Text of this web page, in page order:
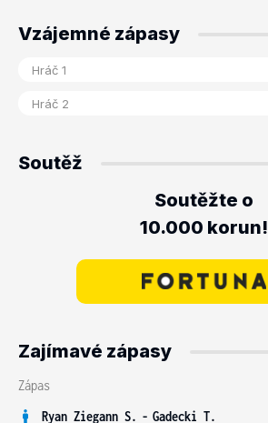
Vzájemné zápasy
Soutěž
Soutěžte o
10.000 korun!
Zajímavé zápasy
Zápas
Ryan Ziegann S. - Gadecki T.